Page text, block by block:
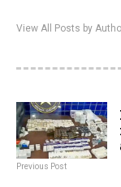
View All Posts by
Previous Post